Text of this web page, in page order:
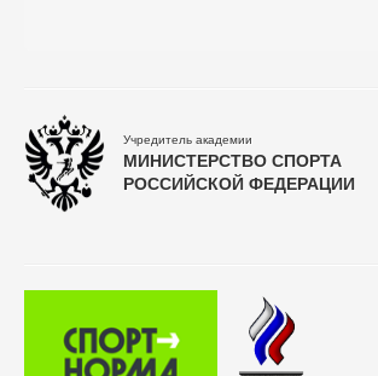
Учредитель академии
МИНИСТЕРСТВО СПОРТА
РОССИЙСКОЙ ФЕДЕРАЦИИ